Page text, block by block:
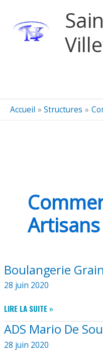
Accueil Structures
Artisans
Boulangerie
28 juin 2020
BOULANGERIE
GRAINS
D’HIER
LIRE LA SUITE »
ADS Mario De
28 juin 2020